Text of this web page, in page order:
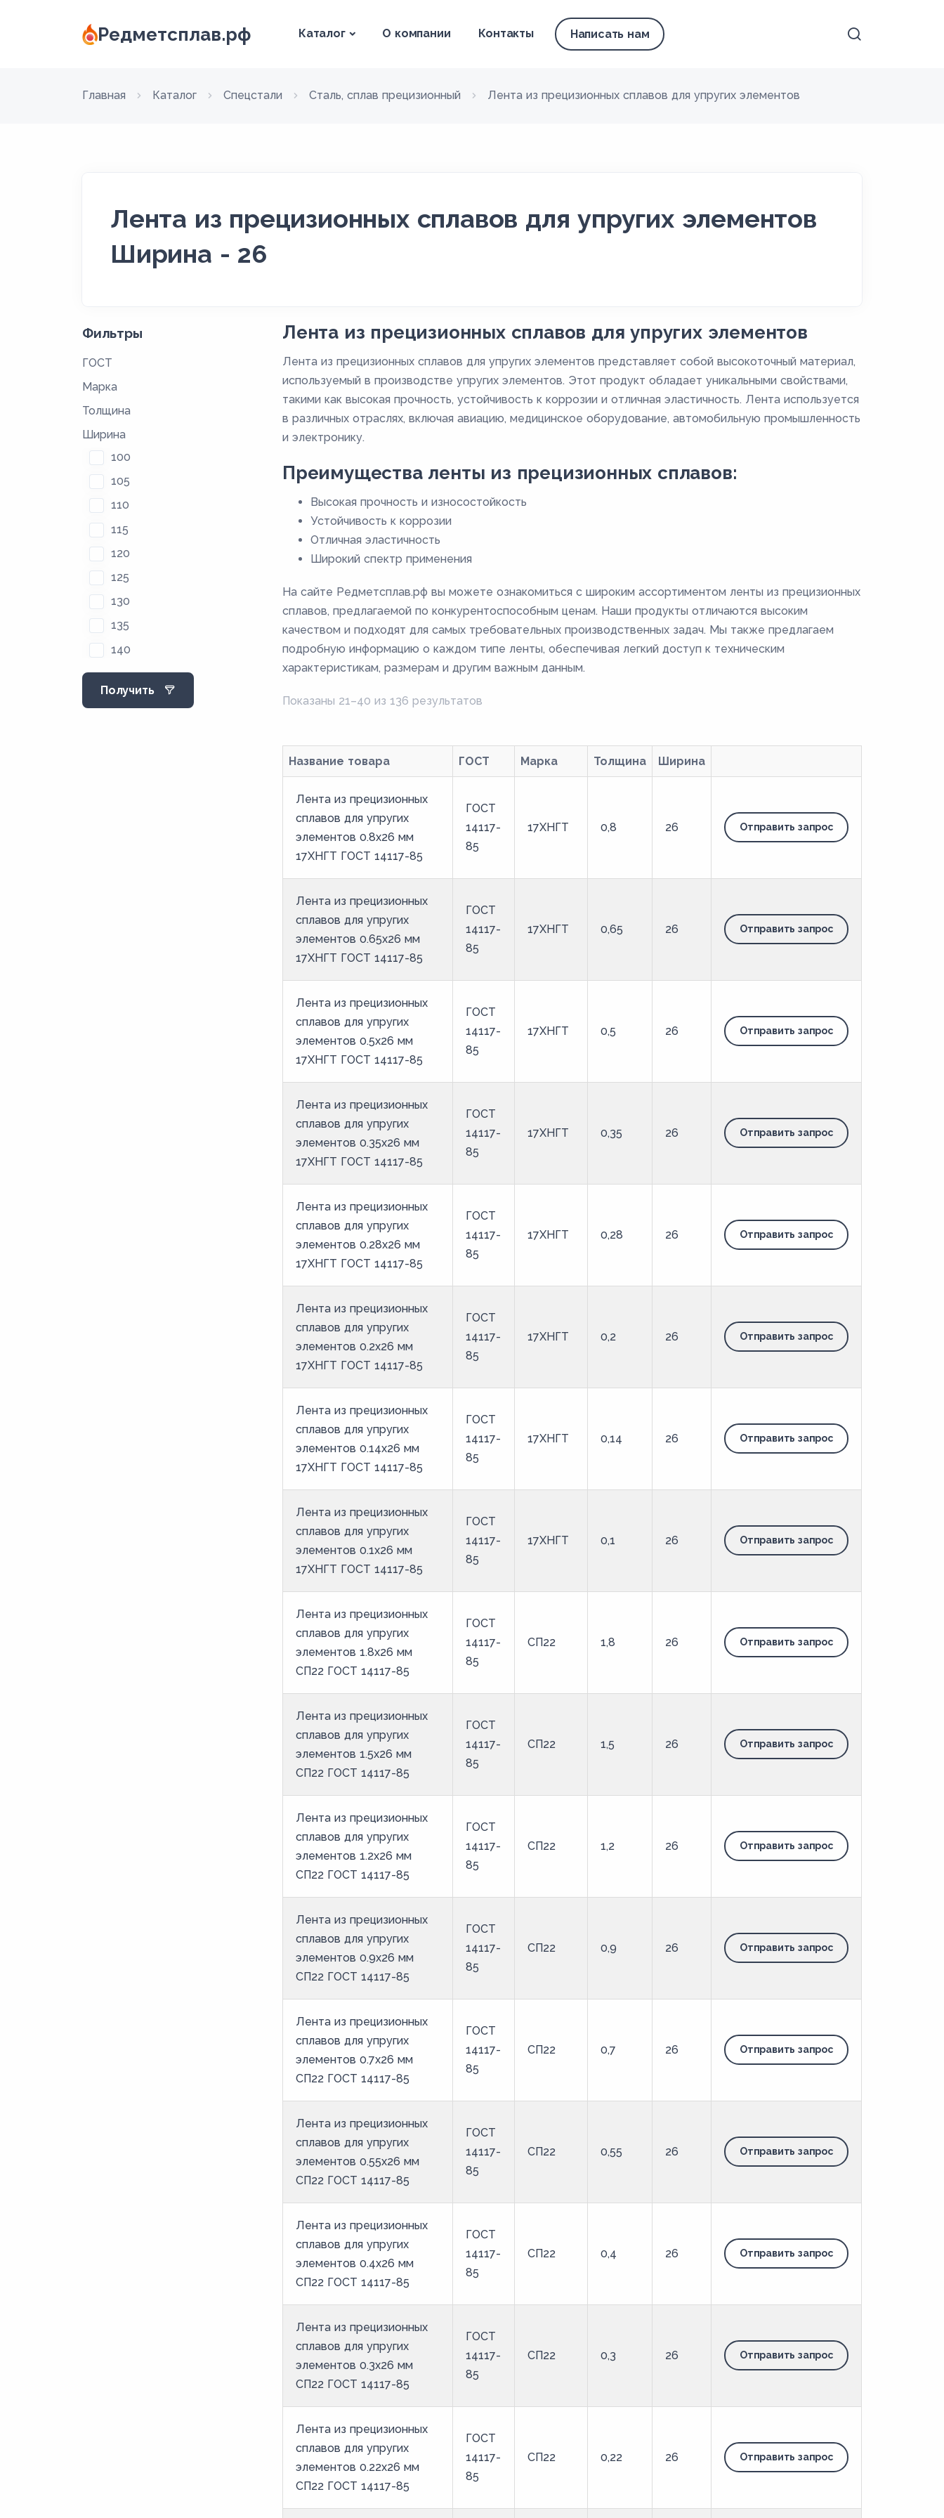
Редметсплав.рф Каталог О компании Контакты Написать нам
Главная Каталог Спецстали Сталь, сплав прецизионный Лента из прецизионных сплавов для упругих элементов
Лента из прецизионных сплавов для упругих элементов
Ширина - 26
Фильтры
ГОСТ
Марка
Толщина
Ширина
100
105
110
115
120
125
130
135
140
145
150
Получить
Лента из прецизионных сплавов для упругих элементов
Лента из прецизионных сплавов для упругих элементов представляет собой высокоточный материал,
используемый в производстве упругих элементов. Этот продукт обладает уникальными свойствами,
такими как высокая прочность, устойчивость к коррозии и отличная эластичность. Лента используется
в различных отраслях, включая авиацию, медицинское оборудование, автомобильную промышленность
и электронику.
Преимущества ленты из прецизионных сплавов:
Высокая прочность и износостойкость
Устойчивость к коррозии
Отличная эластичность
Широкий спектр применения
На сайте Редметсплав.рф вы можете ознакомиться с широким ассортиментом ленты из прецизионных
сплавов, предлагаемой по конкурентоспособным ценам. Наши продукты отличаются высоким
качеством и подходят для самых требовательных производственных задач. Мы также предлагаем
подробную информацию о каждом типе ленты, обеспечивая легкий доступ к техническим
характеристикам, размерам и другим важным данным.
Показаны 21–40 из 136 результатов
Название товара ГОСТ Марка Толщина Ширина
Лента из прецизионных
сплавов для упругих
элементов 0.8x26 мм
17ХНГТ ГОСТ 14117-85
ГОСТ
14117-
85
17ХНГТ 0,8 26 Отправить запрос
Лента из прецизионных
сплавов для упругих
элементов 0.65x26 мм
17ХНГТ ГОСТ 14117-85
ГОСТ
14117-
85
17ХНГТ 0,65 26 Отправить запрос
Лента из прецизионных
сплавов для упругих
элементов 0.5x26 мм
17ХНГТ ГОСТ 14117-85
ГОСТ
14117-
85
17ХНГТ 0,5 26 Отправить запрос
Лента из прецизионных
сплавов для упругих
элементов 0.35x26 мм
17ХНГТ ГОСТ 14117-85
ГОСТ
14117-
85
17ХНГТ 0,35 26 Отправить запрос
Лента из прецизионных
сплавов для упругих
элементов 0.28x26 мм
17ХНГТ ГОСТ 14117-85
ГОСТ
14117-
85
17ХНГТ 0,28 26 Отправить запрос
Лента из прецизионных
сплавов для упругих
элементов 0.2x26 мм
17ХНГТ ГОСТ 14117-85
ГОСТ
14117-
85
17ХНГТ 0,2 26 Отправить запрос
Лента из прецизионных
сплавов для упругих
элементов 0.14x26 мм
17ХНГТ ГОСТ 14117-85
ГОСТ
14117-
85
17ХНГТ 0,14 26 Отправить запрос
Лента из прецизионных
сплавов для упругих
элементов 0.1x26 мм
17ХНГТ ГОСТ 14117-85
ГОСТ
14117-
85
17ХНГТ 0,1 26 Отправить запрос
Лента из прецизионных
сплавов для упругих
элементов 1.8x26 мм
СП22 ГОСТ 14117-85
ГОСТ
14117-
85
СП22 1,8 26 Отправить запрос
Лента из прецизионных
сплавов для упругих
элементов 1.5x26 мм
СП22 ГОСТ 14117-85
ГОСТ
14117-
85
СП22 1,5 26 Отправить запрос
Лента из прецизионных
сплавов для упругих
элементов 1.2x26 мм
СП22 ГОСТ 14117-85
ГОСТ
14117-
85
СП22 1,2 26 Отправить запрос
Лента из прецизионных
сплавов для упругих
элементов 0.9x26 мм
СП22 ГОСТ 14117-85
ГОСТ
14117-
85
СП22 0,9 26 Отправить запрос
Лента из прецизионных
сплавов для упругих
элементов 0.7x26 мм
СП22 ГОСТ 14117-85
ГОСТ
14117-
85
СП22 0,7 26 Отправить запрос
Лента из прецизионных
сплавов для упругих
элементов 0.55x26 мм
СП22 ГОСТ 14117-85
ГОСТ
14117-
85
СП22 0,55 26 Отправить запрос
Лента из прецизионных
сплавов для упругих
элементов 0.4x26 мм
СП22 ГОСТ 14117-85
ГОСТ
14117-
85
СП22 0,4 26 Отправить запрос
Лента из прецизионных
сплавов для упругих
элементов 0.3x26 мм
СП22 ГОСТ 14117-85
ГОСТ
14117-
85
СП22 0,3 26 Отправить запрос
Лента из прецизионных
сплавов для упругих
элементов 0.22x26 мм
СП22 ГОСТ 14117-85
ГОСТ
14117-
85
СП22 0,22 26 Отправить запрос